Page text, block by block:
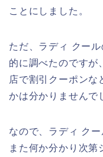
ことにしました。
ただ、ラディ クー
的に調べたのですが
店で割引クーポンな
かは分かりませんで
なので、ラディ ク
また何か分かり次第